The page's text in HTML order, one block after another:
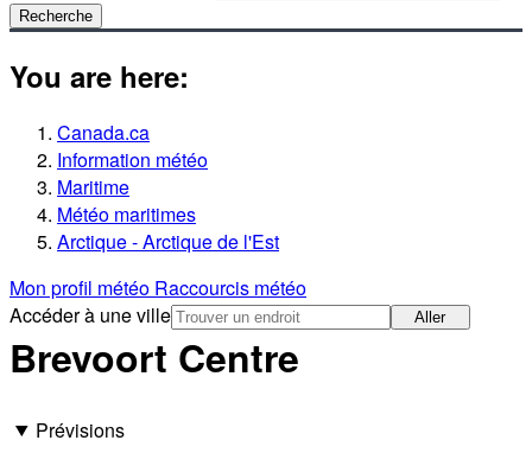
Recherche
You are here:
Canada.ca
Information météo
Maritime
Météo maritimes
Arctique - Arctique de l'Est
Mon profil météo Raccourcis météo
Accéder à une ville
Aller
Brevoort Centre
Prévisions